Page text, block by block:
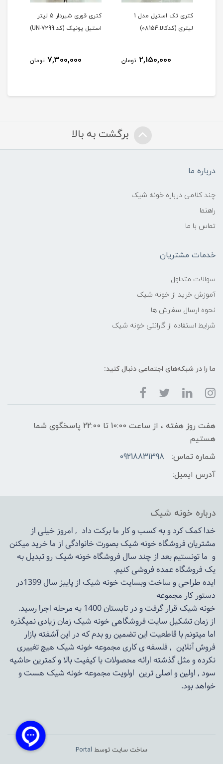
کتری تک استیل مدل 1
لیتری (کدکالا:08154)
2,150,000 تومان
کتری قوری شیردار 5 لیتر
استیل یونیک (کد:UN-7299)
7,300,000 تومان
برگشت به بالا
درباره ما
چند کلامی درباره خونه شیک
راهنما
تماس با ما
خدمات مشتریان
سوالات متداول
آموزش خرید از خونه شیک
نحوه ارسال سفارش ها
شرایط استفاده از گارانتی خونه شیک
ما را در شبکه‌های اجتماعی دنبال کنید:
هفت روز هفته ، از ساعت 10:00 تا 22:00 پاسخگوی شما
هستیم
شماره تماس:
09218831398
آدرس ایمیل:
درباره خونه شیک
خدا کمک کرد و به کسب و کار ما برکت داد , امروز خیلی از
مشتریان فروشگاه خونه شیک بصورت خانوادگی از ما خرید میکنن
و ما تونستیم بعد از چند سال فروشگاهخونه شیکرو تبدیل به
یک فروشگاه عمده فروشی کنیم.
ایده طراحی و ساخت وبسایت خونه شیک از پاییز سال 1399در
دستور کار مجموعه
خونه شیک قرار گرفت و در تابستان 1400 به مرحله اجرا رسید.
از زمان تشکیل سایت فروشگاهیخونه شیکزمان زیادی نمیگذره
اما میتونم با قاطعیت این تضمین رو بدم که در این آشفته بازار
فروش آنلاین , فلسفه ی کاری مجموعهخونه شیک هیچ تغییری
نکرده و مثل گذشته ارائه محصولات با کیفیت بالا و کمترین حاشیه
سود , اولین و اصلی ترین اولویت مجموعهخونه شیک هست و
خواهد بود.
ساخت سایت توسط Portal